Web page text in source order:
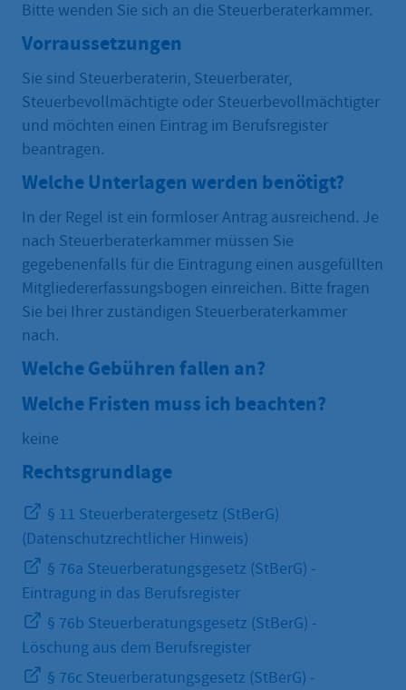
Bitte wenden Sie sich an die Steuerberaterkammer.
Vorraussetzungen
Sie sind Steuerberaterin, Steuerberater,
Steuerbevollmächtigte oder Steuerbevollmächtigter
und möchten einen Eintrag im Berufsregister
beantragen.
Welche Unterlagen werden benötigt?
In der Regel ist ein formloser Antrag ausreichend. Je
nach Steuerberaterkammer müssen Sie
gegebenenfalls für die Eintragung einen ausgefüllten
Mitgliedererfassungsbogen einreichen. Bitte fragen
Sie bei Ihrer zuständigen Steuerberaterkammer
nach.
Welche Gebühren fallen an?
Welche Fristen muss ich beachten?
keine
Rechtsgrundlage
§ 11 Steuerberatergesetz (StBerG)
(Datenschutzrechtlicher Hinweis)
§ 76a Steuerberatungsgesetz (StBerG) -
Eintragung in das Berufsregister
§ 76b Steuerberatungsgesetz (StBerG) -
Löschung aus dem Berufsregister
§ 76c Steuerberatungsgesetz (StBerG) -